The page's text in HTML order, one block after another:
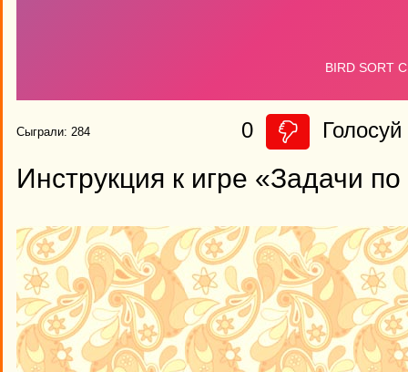
Сыграли: 284 0 Голосуй
Инструкция к игре «Задачи